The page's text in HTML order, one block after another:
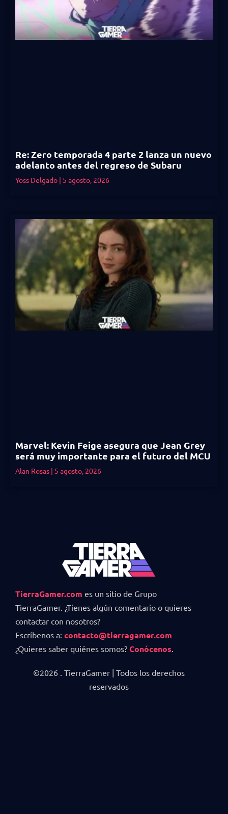
Re: Zero temporada 4 parte 2 lanza un nuevo
adelanto antes del regreso de Subaru
Yoss Delgado 5 agosto, 2026
Marvel: Kevin Feige asegura que Jean Grey
será muy importante para el futuro del MCU
Alan Rosas 5 agosto, 2026
TierraGamer.com es un sitio de Grupo
TierraGamer. ¿Tienes algún comentario o quieres
contactar con nosotros?
Escríbenos a: contacto@tierragamer.com
¿Quieres saber quiénes somos? Conócenos.
©2026 . TierraGamer | Todos los derechos
reservados